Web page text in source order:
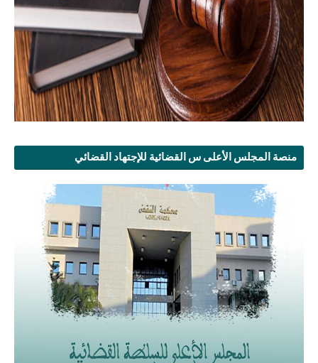
منصة المجلس الأعلى س القضائية للإجتهاد القضائي